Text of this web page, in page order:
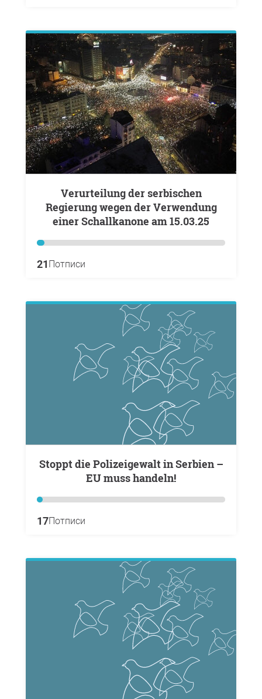
Verurteilung der serbischen
Regierung wegen der Verwendung
einer Schallkanone am 15.03.25
21 Потписи
Stoppt die Polizeigewalt in Serbien –
EU muss handeln!
17Потписи